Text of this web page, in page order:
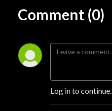
Comment (0)
Log in to continue.